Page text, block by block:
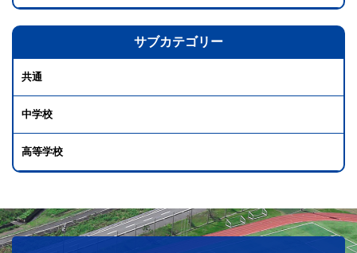
サブカテゴリー
共通
中学校
高等学校